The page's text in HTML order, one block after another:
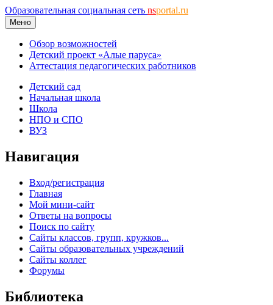
Образовательная социальная сеть nsportal.ru
Меню
Обзор возможностей
Детский проект «Алые паруса»
Аттестация педагогических работников
Детский сад
Начальная школа
Школа
НПО и СПО
ВУЗ
Навигация
Вход/регистрация
Главная
Мой мини-сайт
Ответы на вопросы
Поиск по сайту
Сайты классов, групп, кружков...
Сайты образовательных учреждений
Сайты коллег
Форумы
Библиотека